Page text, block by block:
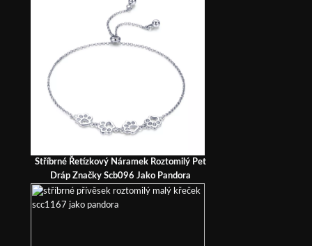
Stříbrné Řetízkový Náramek Roztomilý Pet
Dráp Značky Scb096 Jako Pandora